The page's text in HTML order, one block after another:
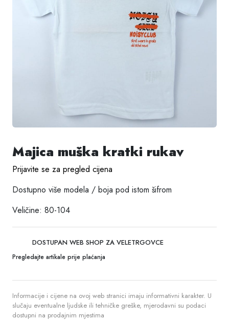
Majica muška kratki rukav
Prijavite se za pregled cijena
Dostupno više modela / boja pod istom šifrom
Veličine: 80-104
DOSTUPAN WEB SHOP ZA VELETRGOVCE
Pregledajte artikale prije plaćanja
Informacije i cijene na ovoj web stranici imaju informativni karakter. U
slučaju eventualne ljudske ili tehničke greške, mjerodavni su podaci
dostupni na prodajnim mjestima